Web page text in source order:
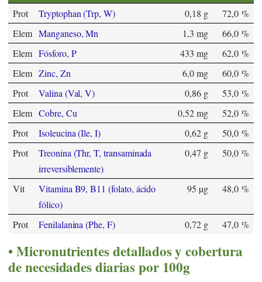
Prot Tryptophan (Trp, W) 0,18 g
72,0 %
Elem Manganeso, Mn 1,3 mg
66,0 %
Elem Fósforo, P 433 mg
62,0 %
Elem Zinc, Zn 6,0 mg
60,0 %
Prot
Valina (Val, V) 0,86 g
53,0 %
Elem Cobre, Cu 0,52 mg
52,0 %
Prot
Isoleucina (Ile, I) 0,62 g
50,0 %
Prot
Treonina (Thr, T, transaminada
irreversiblemente)
0,47 g 50,0 %
Vit
Vitamina B9, B11 (folato, ácido
fólico)
95 µg 48,0 %
Prot Fenilalanina (Phe, F) 0,72 g 47,0 %
Micronutrientes detallados y cobertura
de necesidades diarias por 100g